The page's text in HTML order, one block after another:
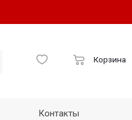
Корзина
Контакты